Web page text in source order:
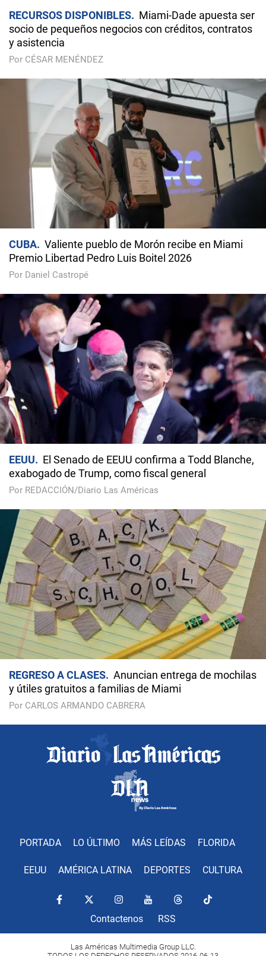
RECURSOS DISPONIBLES
Miami-Dade apuesta ser
socio de pequeños negocios con créditos, contratos
y asistencia
Por CÉSAR MENÉNDEZ
CUBA
Valiente pueblo de Morón recibe en Miami
Premio Libertad Pedro Luis Boitel 2026
Por Daniel Castropé
EEUU
El Senado de EEUU confirma a Todd Blanche,
exabogado de Trump, como fiscal general
Por REDACCIÓN/Diario Las Américas
REGRESO A CLASES
Anuncian entrega de mochilas
y útiles gratuitos a familias de Miami
Por CARLOS ARMANDO CABRERA
PORTADA LO ÚLTIMO MÁS LEÍDAS FLORIDA
EEUU AMÉRICA LATINA DEPORTES CULTURA
Contactenos RSS
Las Américas Multimedia Group LLC.